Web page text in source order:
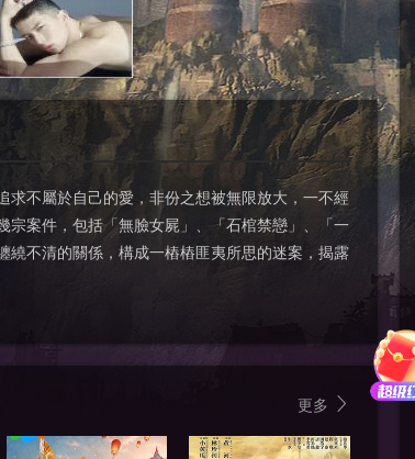
求不屬於自己的愛，非份之想被無限放大，一不經
案件，包括「無臉女屍」、「石棺禁戀」、「一
繞不清的關係，構成一樁樁匪夷所思的迷案，揭露
更多